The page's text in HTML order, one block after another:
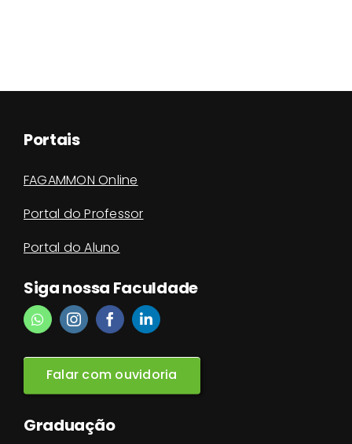
Portais
FAGAMMON Online
Portal do Professor
Portal do Aluno
Siga nossa Faculdade
Falar com ouvidoria
Graduação